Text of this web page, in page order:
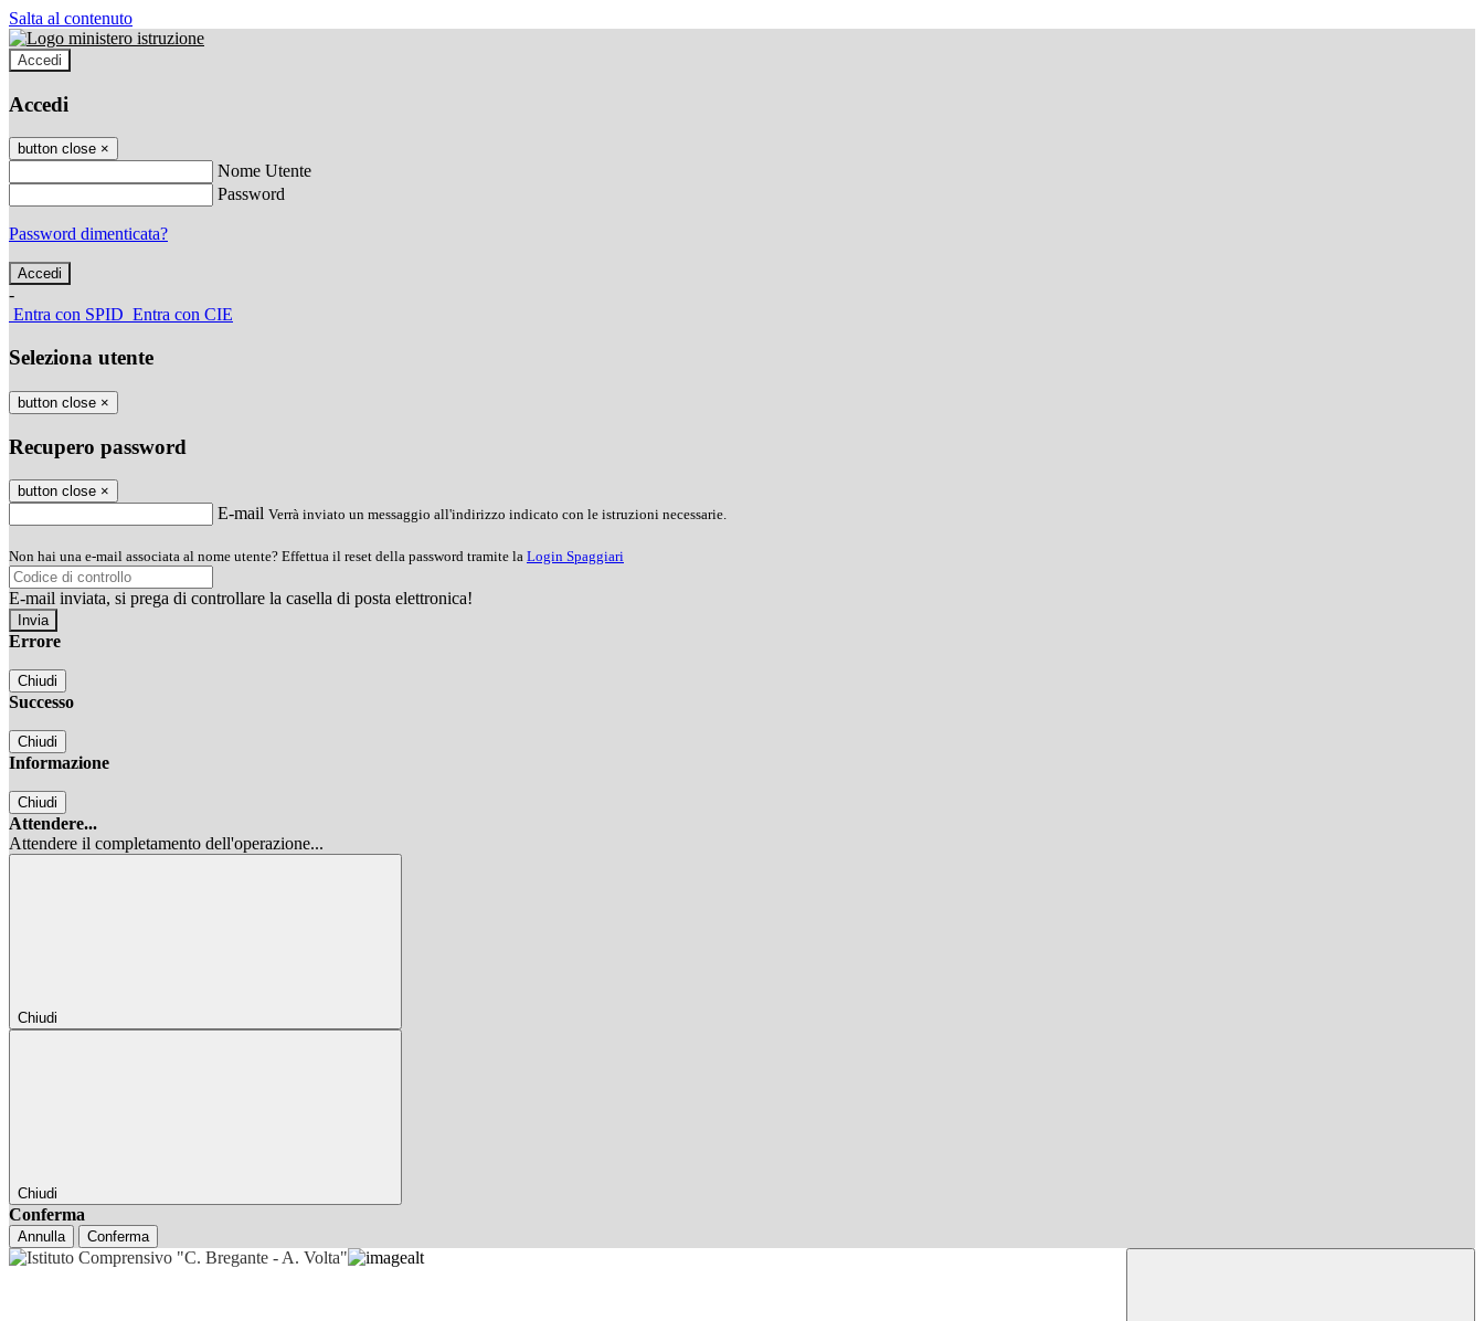
Salta al contenuto
Accedi
Accedi
button close ×
Nome Utente
Password
Password dimenticata?
-
Entra con SPID Entra con CIE
Seleziona utente
button close ×
Recupero password
button close ×
E-mail Verrà inviato un messaggio all'indirizzo indicato con le istruzioni necessarie.
Non hai una e-mail associata al nome utente? Effettua il reset della password tramite la Login Spaggiari
E-mail inviata, si prega di controllare la casella di posta elettronica!
Errore
Chiudi
Successo
Chiudi
Informazione
Chiudi
Attendere...
Attendere il completamento dell'operazione...
Chiudi
Chiudi
Conferma
Annulla Conferma